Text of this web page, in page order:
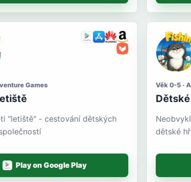
Games
"letiště" - cestování dětských
Play on Google Play
Věk 0-5 ·
dětské